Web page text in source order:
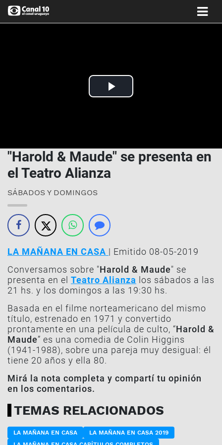
Play
"Harold & Maude" se presenta en
el Teatro Alianza
SÁBADOS Y DOMINGOS
LA MAÑANA EN CASA | Emitido 08-05-2019
Conversamos sobre "Harold & Maude" se
presenta en el Teatro Alianza los sábados a las
21 hs. y los domingos a las 19:30 hs.
Basada en el filme norteamericano del mismo
título, estrenado en 1971 y convertido
prontamente en una película de culto, “Harold &
Maude” es una comedia de Colin Higgins
(1941-1988), sobre una pareja muy desigual: él
tiene 20 años y ella 80.
Mirá la nota completa y compartí tu opinión
en los comentarios.
TEMAS RELACIONADOS
LA MAÑANA EN CASA
LA MAÑANA EN CASA 2019